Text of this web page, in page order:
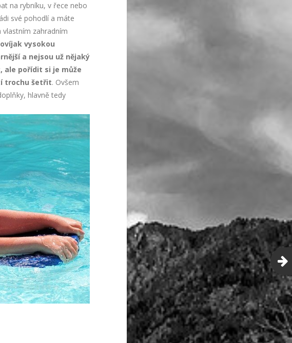
na rybníku, v řece nebo
své pohodlí a máte
zahradním
vysokou
a nejsou už nějaký
ale pořídit si je může
trochu šetřit. Ovšem
hlavně tedy